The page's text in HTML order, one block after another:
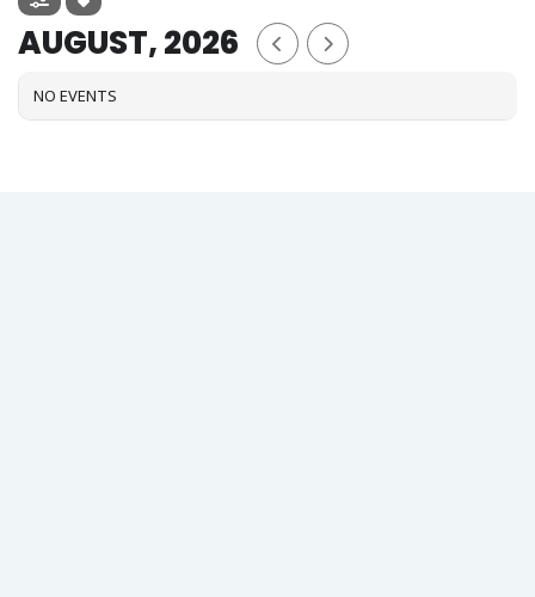
AUGUST, 2026
NO EVENTS